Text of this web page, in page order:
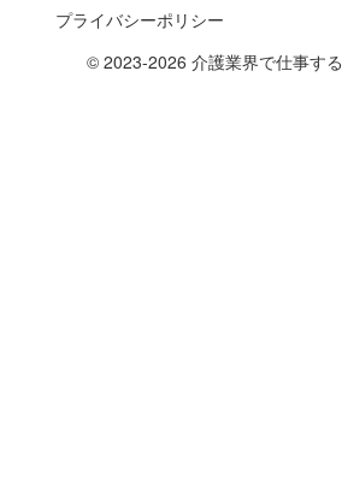
プライバシーポリシー
© 2023-2026 介護業界で仕事す